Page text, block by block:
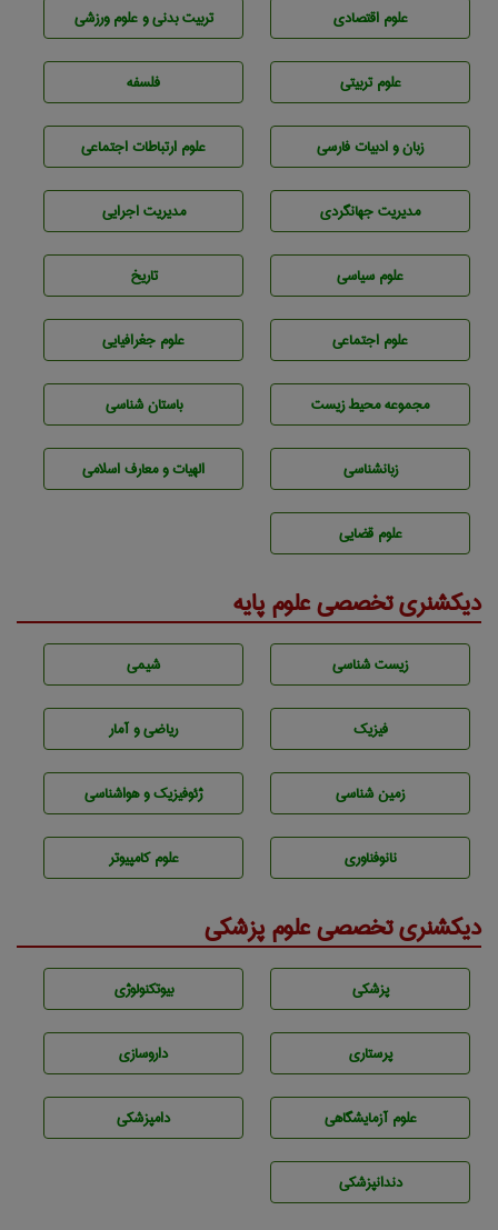
علوم اقتصادی تربيت بدنی و علوم ورزشی
علوم تربيتی فلسفه
زبان و ادبيات فارسی علوم ارتباطات اجتماعی
مديريت جهانگردی مديريت اجرايی
علوم سياسی تاريخ
علوم اجتماعی علوم جغرافيايی
مجموعه محيط زيست باستان شناسی
زبانشناسی الهیات و معارف اسلامی
علوم قضایی
دیکشنری تخصصی علوم پایه
زيست شناسی شيمی
فیزیک ریاضی و آمار
زمين شناسی ژئوفيزيك و هواشناسی
نانوفناوری علوم کامپیوتر
دیکشنری تخصصی علوم پزشکی
پزشكی بيوتكنولوژی
پرستاری داروسازی
علوم آزمايشگاهی دامپزشكی
دندانپزشكی